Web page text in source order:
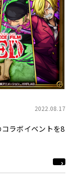
2022.08.17
ラボイベントを8